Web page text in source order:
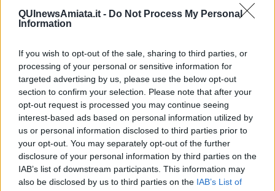
QUInewsAmiata.it - Do Not Process My Personal
Information
If you wish to opt-out of the sale, sharing to third parties, or
processing of your personal or sensitive information for
targeted advertising by us, please use the below opt-out
section to confirm your selection. Please note that after your
opt-out request is processed you may continue seeing
interest-based ads based on personal information utilized by
us or personal information disclosed to third parties prior to
your opt-out. You may separately opt-out of the further
disclosure of your personal information by third parties on the
IAB’s list of downstream participants. This information may
also be disclosed by us to third parties on the IAB’s List of
Anzi
Confessioni autoreferenziali
Estate
Il lago
Il diluvio
La classe
Pensieri incoerenti
Dal balcone
Insomnia
Il guardiano
Lo sgombero
Erodoto e Tucidide
Il padre della storia